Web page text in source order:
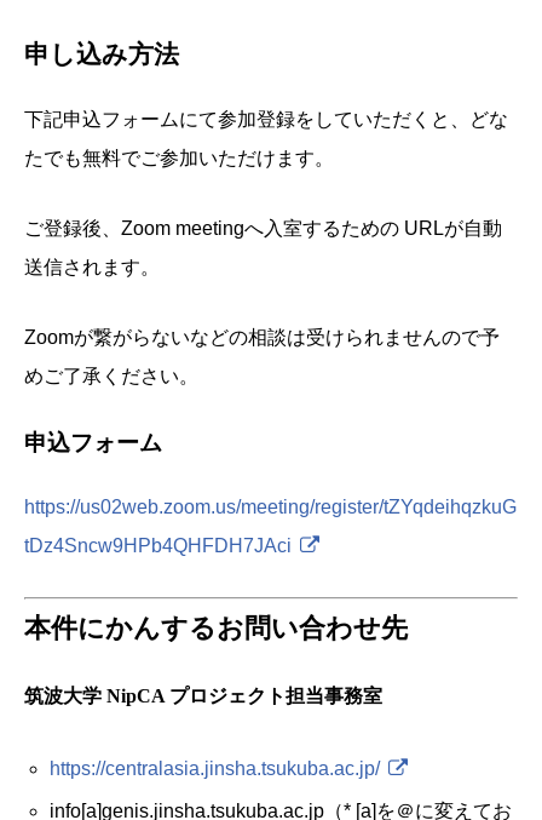
申し込み方法
下記申込フォームにて参加登録をしていただくと、どな
たでも無料でご参加いただけます。
ご登録後、Zoom meetingへ入室するための URLが自動
送信されます。
Zoomが繋がらないなどの相談は受けられませんので予
めご了承ください。
申込フォーム
https://us02web.zoom.us/meeting/register/tZYqdeihqzkuG
tDz4Sncw9HPb4QHFDH7JAci
本件にかんするお問い合わせ先
筑波大学 NipCA プロジェクト担当事務室
https://centralasia.jinsha.tsukuba.ac.jp/
info[a]genis.jinsha.tsukuba.ac.jp（* [a]を＠に変えてお